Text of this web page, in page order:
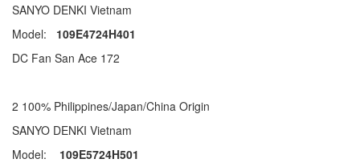
SANYO DENKI Vietnam
Model: 109E4724H401
DC Fan San Ace 172
2 100% Philippines/Japan/China Origin
SANYO DENKI Vietnam
Model: 109E5724H501